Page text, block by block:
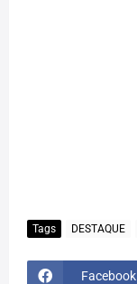
Tags DESTAQUE
Facebook